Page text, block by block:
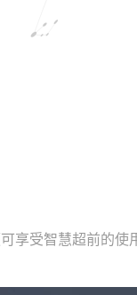
享受智慧超前的使